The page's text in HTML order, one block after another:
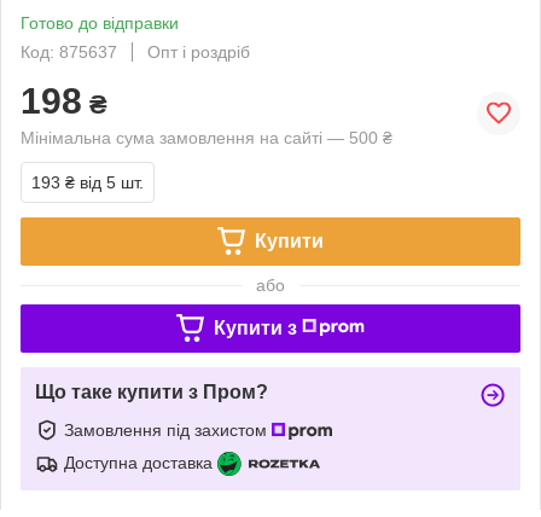
Готово до відправки
Код: 875637
Опт і роздріб
198 ₴
Мінімальна сума замовлення на сайті — 500 ₴
193 ₴ від 5 шт.
Купити
або
Купити з
Що таке купити з Пром?
Замовлення під захистом
Доступна доставка